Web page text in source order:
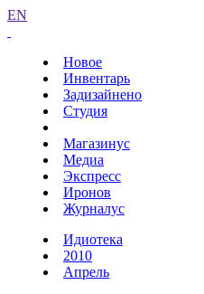
EN
Новое
Инвентарь
Задизайнено
Студия
Магазинус
Медиа
Экспресс
Иронов
Журналус
Идиотека
2010
Апрель